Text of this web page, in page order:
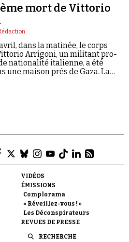
mort de Vittorio
dans la matinée, le corps
Arrigoni, un militant pro-
nationalité italienne, a été
une maison près de Gaza. La
VIDÉOS
ÉMISSIONS
Complorama
« Réveillez-vous ! »
Les Déconspirateurs
REVUES DE PRESSE
RECHERCHE